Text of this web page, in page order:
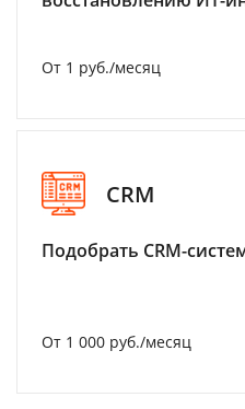
От 1 руб./месяц
CRM
Подобрать CRM-
От 1 000 руб./месяц